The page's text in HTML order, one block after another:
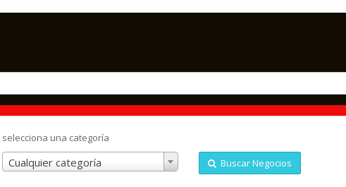
selecciona una categoría
Cualquier categoría Buscar Negocios